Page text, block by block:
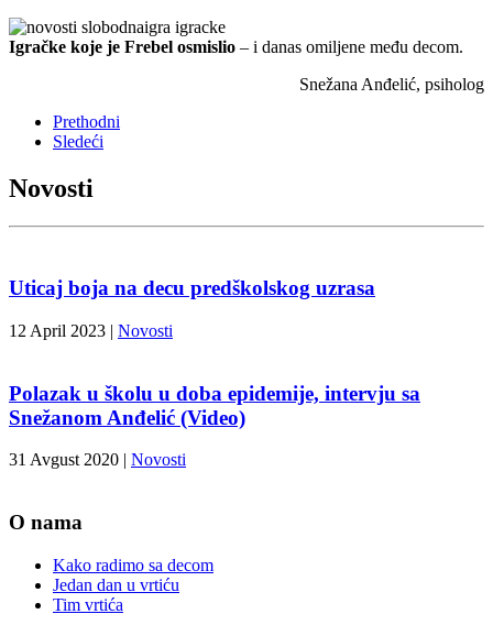
Igračke koje je Frebel osmislio – i danas omiljene među decom.
Snežana Anđelić, psiholog
Prethodni
Sledeći
Novosti
Uticaj boja na decu predškolskog uzrasa
12 April 2023 | Novosti
Polazak u školu u doba epidemije, intervju sa
Snežanom Anđelić (Video)
31 Avgust 2020 Novosti
O nama
Kako radimo sa decom
Jedan dan u vrtiću
Tim vrtića